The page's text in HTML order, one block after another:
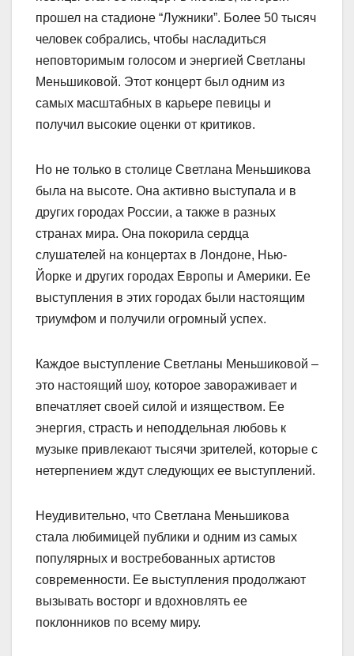
прошел на стадионе “Лужники”. Более 50 тысяч
человек собрались, чтобы насладиться
неповторимым голосом и энергией Светланы
Меньшиковой. Этот концерт был одним из
самых масштабных в карьере певицы и
получил высокие оценки от критиков.
Но не только в столице Светлана Меньшикова
была на высоте. Она активно выступала и в
других городах России, а также в разных
странах мира. Она покорила сердца
слушателей на концертах в Лондоне, Нью-
Йорке и других городах Европы и Америки. Ее
выступления в этих городах были настоящим
триумфом и получили огромный успех.
Каждое выступление Светланы Меньшиковой –
это настоящий шоу, которое завораживает и
впечатляет своей силой и изяществом. Ее
энергия, страсть и неподдельная любовь к
музыке привлекают тысячи зрителей, которые с
нетерпением ждут следующих ее выступлений.
Неудивительно, что Светлана Меньшикова
стала любимицей публики и одним из самых
популярных и востребованных артистов
современности. Ее выступления продолжают
вызывать восторг и вдохновлять ее
поклонников по всему миру.